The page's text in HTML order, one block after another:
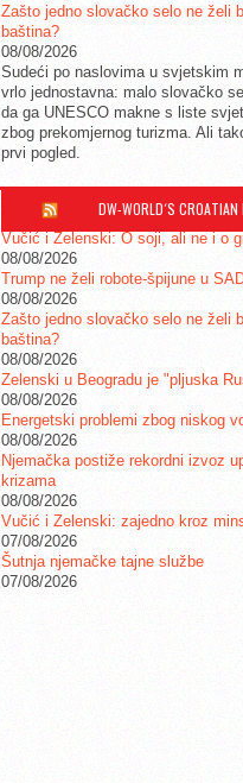
Zašto jedno slovačko selo ne želi
baština?
08/08/2026
Sudeći po naslovima u svjetskim
vrlo jednostavna: malo slovačko
da ga UNESCO makne s liste
zbog prekomjernog turizma. Ali
prvi pogled.
DW-WORLD´S CROATIAN
Vučić i Zelenski: O soji, ali ne i o
08/08/2026
Trump ne želi robote-špijune u
08/08/2026
Zašto jedno slovačko selo ne želi
baština?
08/08/2026
Zelenski u Beogradu je "pljuska
08/08/2026
Energetski problemi zbog niskog
08/08/2026
Njemačka postiže rekordni izvoz
krizama
08/08/2026
Vučić i Zelenski: zajedno kroz
07/08/2026
Šutnja njemačke tajne službe
07/08/2026